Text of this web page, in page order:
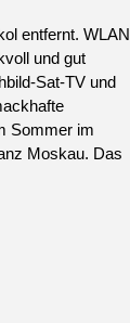
entfernt. WLAN
und gut
Sat-TV und
Sommer im
Moskau. Das